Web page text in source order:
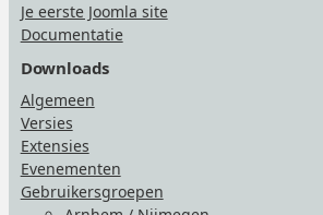
Je eerste Joomla site
Documentatie
Downloads
Algemeen
Versies
Extensies
Evenementen
Gebruikersgroepen